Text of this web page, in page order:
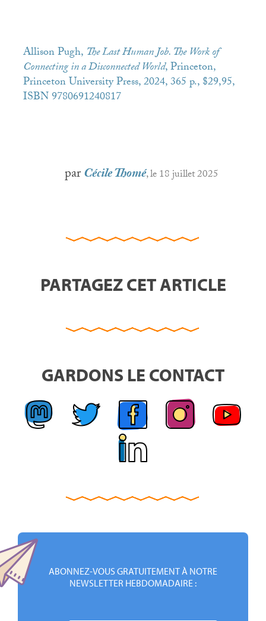
Allison Pugh, The Last Human Job. The Work of
Connecting in a Disconnected World, Princeton,
Princeton University Press, 2024, 365 p., $29,95,
ISBN9780691240817
parCécile Thomé, le 18 juillet 2025
PARTAGEZ CET ARTICLE
GARDONS LE CONTACT
ABONNEZ-VOUS GRATUITEMENT À NOTRE
NEWSLETTER HEBDOMADAIRE :